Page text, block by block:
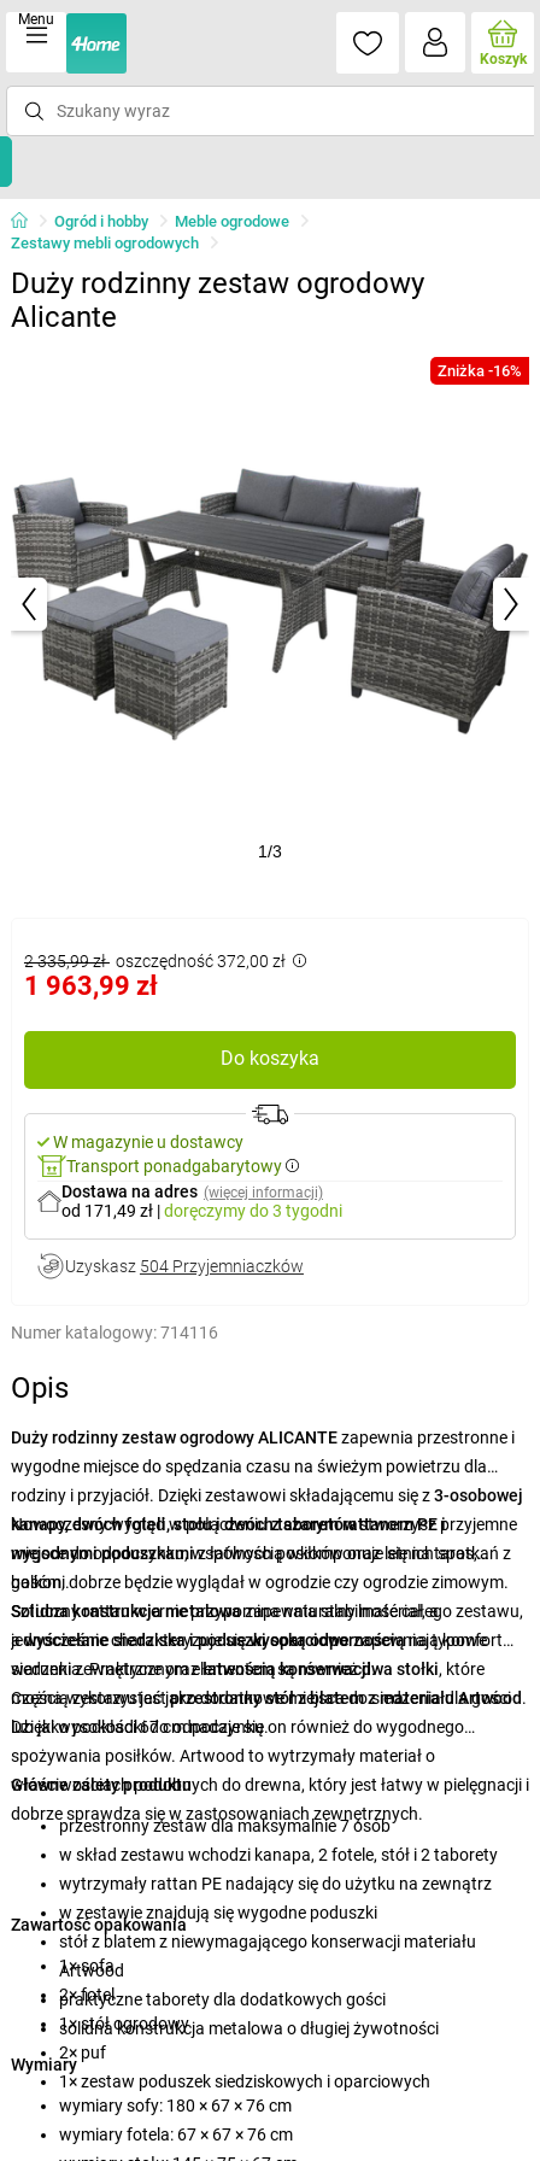
Menu
Koszyk
Ogród i hobby
Meble ogrodowe
Zestawy mebli ogrodowych
Duży rodzinny zestaw ogrodowy
Alicante
Zniżka -16%
1/3
2 335,99 zł oszczędność 372,00 zł
1 963,99 zł
Do koszyka
W magazynie u dostawcy
Transport ponadgabarytowy
Dostawa na adres (więcej informacji)
od 171,49 zł |doręczymydo 3 tygodni
Uzyskasz 504 Przyjemniaczków
Numer katalogowy:714116
Opis
Duży rodzinny zestaw ogrodowy ALICANTEzapewnia przestronne i
wygodne miejsce do spędzania czasu na świeżym powietrzu dla
rodziny i przyjaciół. Dzięki zestawowi składającemu się z3-osobowej
kanapy, dwóch foteli, stołu i dwóch taboretówstworzysz przyjemne
miejsce do odpoczynku, wspólnych posiłków oraz letnich spotkań z
gośćmi.
Nowoczesny wygląd w połączeniuz szarym rattanem PE i
wygodnymi poduszkamiz łatwością wkomponuje się na taras,
balkon, dobrze będzie wyglądał w ogrodzie czy ogrodzie zimowym.
Sztuczny rattan wiernie przypomina naturalny materiał, a
jednocześnie charakteryzuje sięwysoką odpornościąnatypowe
warunki zewnętrzne orazłatwością konserwacji.
Solidna konstrukcja metalowazapewnia stabilność całego zestawu,
awyściełane siedziska i poduszki oparciowezapewniają komfort
siedzenia. Praktycznym elementem są równieżdwa stołki, które
można wykorzystać jako dodatkowe miejsca do siedzenia dla gości
lub jako podkładki do odpoczynku.
Częścią zestawu jestprzestronny stół z blatem z materiału Artwood.
Dzięki wysokości 67 cm nadaje się on również do wygodnego
spożywania posiłków. Artwood to wytrzymały materiał o
właściwościach podobnych do drewna, który jest łatwy w pielęgnacji i
dobrze sprawdza się w zastosowaniach zewnętrznych.
Główne zalety produktu
przestronny zestaw dla maksymalnie 7 osób
w skład zestawu wchodzi kanapa, 2 fotele, stół i 2 taborety
wytrzymały rattan PE nadający się do użytku na zewnątrz
w zestawie znajdują się wygodne poduszki
stół z blatem z niewymagającego konserwacji materiału
Artwood
praktyczne taborety dla dodatkowych gości
solidna konstrukcja metalowa o długiej żywotności
Zawartość opakowania
1× sofa
2× fotel
1× stół ogrodowy
2× puf
1× zestaw poduszek siedziskowych i oparciowych
Wymiary
wymiary sofy: 180 × 67 × 76 cm
wymiary fotela: 67 × 67 × 76 cm